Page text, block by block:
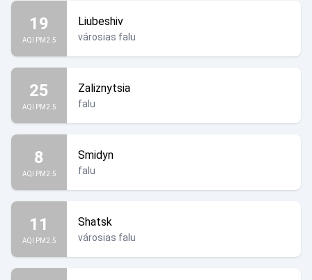
19
AQI PM2.5
Liubeshiv
városias falu
25
AQI PM2.5
Zaliznytsia
falu
8
AQI PM2.5
Smidyn
falu
11
AQI PM2.5
Shatsk
városias falu